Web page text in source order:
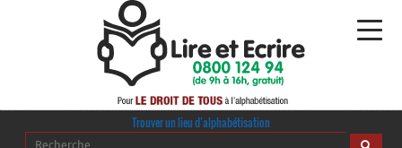
Alphabétisation
Trouver un lieu d’alphabétisation